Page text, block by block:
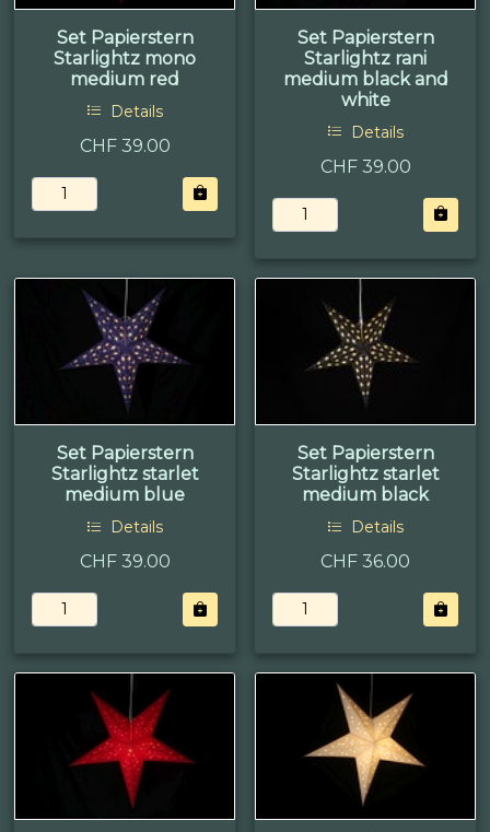
Set Papierstern
Starlightz mono
medium red
Details
CHF 39.00
Set Papierstern
Starlightz rani
medium black and
white
Details
CHF 39.00
Set Papierstern
Starlightz starlet
medium blue
Details
CHF 39.00
Set Papierstern
Starlightz starlet
medium black
Details
CHF 36.00